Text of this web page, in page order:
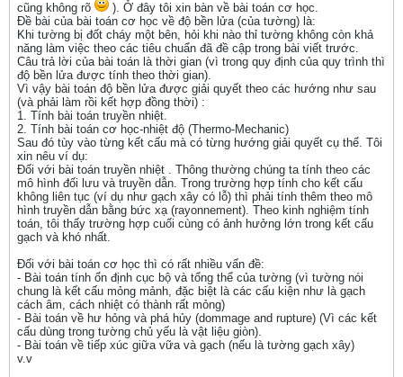
cũng không rõ
). Ở đây tôi xin bàn về bài toán cơ học.
Đề bài của bài toán cơ học về độ bền lửa (của tường) là:
Khi tường bị đốt cháy một bên, hỏi khi nào thỉ tường không còn khả
năng làm việc theo các tiêu chuẩn đã đề cập trong bài viết trước.
Câu trả lời của bài toán là thời gian (vì trong quy định của quy trình thì
độ bền lửa được tính theo thời gian).
Vì vậy bài toán độ bền lửa được giải quyết theo các hướng như sau
(và phải làm rồi kết hợp đồng thời) :
1. Tính bài toán truyền nhiệt.
2. Tính bài toán cơ học-nhiệt độ (Thermo-Mechanic)
Sau đó tùy vào từng kết cấu mà có từng hướng giải quyết cụ thể. Tôi
xin nêu ví dụ:
Đối với bài toán truyền nhiệt . Thông thường chúng ta tính theo các
mô hình đối lưu và truyền dẫn. Trong trường hợp tính cho kết cấu
không liên tục (ví dụ như gạch xây có lỗ) thì phải tính thêm theo mô
hình truyền dẫn bằng bức xạ (rayonnement). Theo kinh nghiệm tính
toán, tôi thấy trường hợp cuối cùng có ảnh hưởng lớn trong kết cấu
gạch và khó nhất.
Đối với bài toán cơ học thì có rất nhiều vấn đề:
- Bài toán tính ổn định cục bộ và tổng thể của tường (vì tường nói
chung là kết cấu mỏng mảnh, đặc biệt là các cấu kiện như là gạch
cách âm, cách nhiệt có thành rất mỏng)
- Bài toán về hư hỏng và phá hủy (dommage and rupture) (Vì các kết
cấu dùng trong tường chủ yếu là vật liệu giòn).
- Bài toán về tiếp xúc giữa vữa và gạch (nếu là tường gạch xây)
v.v